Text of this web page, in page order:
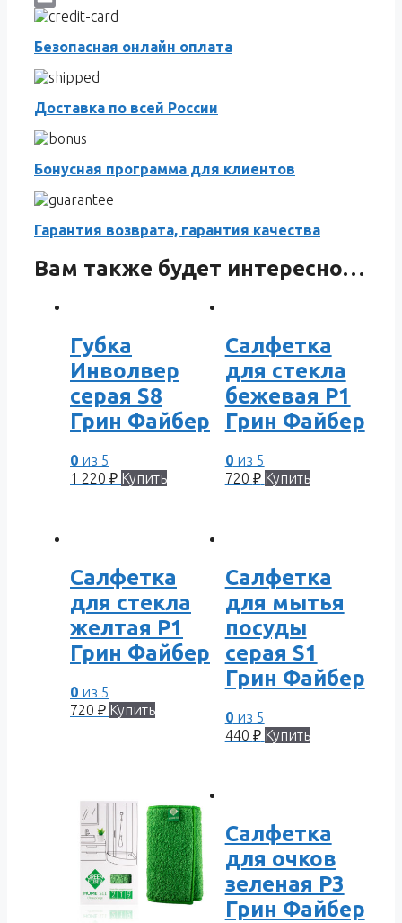
Email
Безопасная онлайн оплата
Доставка по всей России
Бонусная программа для клиентов
Гарантия возврата, гарантия качества
Вам также будет интересно…
Губка
Инволвер
серая S8
Грин Файбер
0 из 5
1 220 ₽ Купить
Салфетка
для стекла
бежевая P1
Грин Файбер
0из 5
720 ₽ Купить
Салфетка
для стекла
желтая P1
Грин Файбер
0 из 5
720 ₽ Купить
Салфетка
для мытья
посуды
серая S1
Грин Файбер
0из 5
440 ₽ Купить
Салфетка
для очков
зеленая Р3
Грин Файбер